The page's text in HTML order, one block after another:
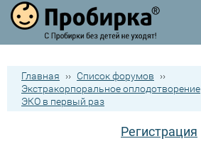
Главная ›› Список форумов
››
Экстракорпоральное оплодотворение
ЭКО в первый раз
Регистрация